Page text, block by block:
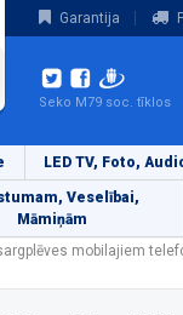
Garantija
Seko M79 soc. tīklos
LED TV, Foto,
Veselībai,
Māmiņām
mobilajiem